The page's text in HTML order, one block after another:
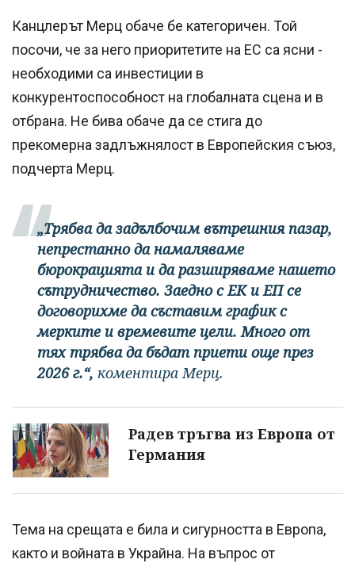
Канцлерът Мерц обаче бе категоричен. Той
посочи, че за него приоритетите на ЕС са ясни -
необходими са инвестиции в
конкурентоспособност на глобалната сцена и в
отбрана. Не бива обаче да се стига до
прекомерна задлъжнялост в Европейския съюз,
подчерта Мерц.
„Трябва да задълбочим вътрешния пазар,
непрестанно да намаляваме
бюрокрацията и да разширяваме нашето
сътрудничество. Заедно с ЕК и ЕП се
договорихме да съставим график с
мерките и времевите цели. Много от
тях трябва да бъдат приети още през
2026 г.“, коментира Мерц.
Радев тръгва из Европа от
Германия
Тема на срещата е била и сигурността в Европа,
както и войната в Украйна. На въпрос от